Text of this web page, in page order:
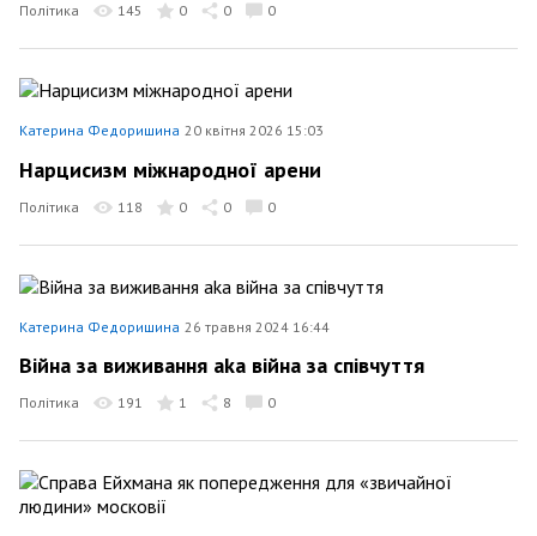
Політика 145 0 0 0
Катерина Федоришина 20 квітня 2026 15:03
Нарцисизм міжнародної арени
Політика 118 0 0 0
Катерина Федоришина 26 травня 2024 16:44
Війна за виживання aka війна за співчуття
Політика 191 1 8 0